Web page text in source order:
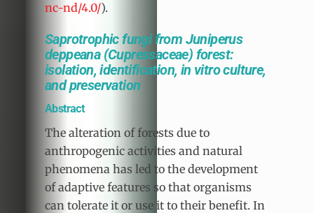
nc-nd/4.0/).
Saprotrophic fungi from Juniperus
deppeana (Cupressaceae) forest:
isolation, identification, in vitro culture,
and preservation
Abstract
The alteration of forests due to
anthropogenic activities and natural
phenomena has led to the development
of adaptive features so that organisms
can tolerate it or use it to their benefit. In